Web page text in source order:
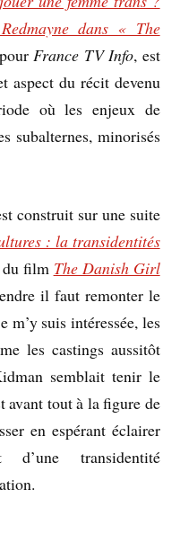
dans « The
pourFrance TV Info, est
aspect du récit devenu
où les enjeux de
subalternes, minorisés
construit sur une suite
: la transidentités
du film The Danish Girl
il faut remonter le
m’y suis intéressée, les
les castings aussitôt
semblait tenir le
avant tout à la figure de
en espérant éclairer
transidentité